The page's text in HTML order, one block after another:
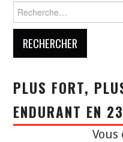
PLUS FORT,
ENDURANT EN
Vous